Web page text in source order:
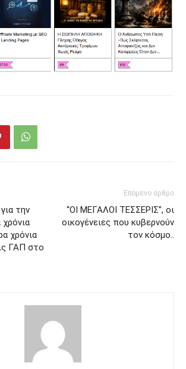
την
χρόνια
ΓΑΠ στο
Επόμενο άρθρο
“ΟΙ ΜΕΓΑΛΟΙ ΤΕΣΣΕΡΙΣ”, οι
οικογένειες που κυβερνούν
τον κόσμο..